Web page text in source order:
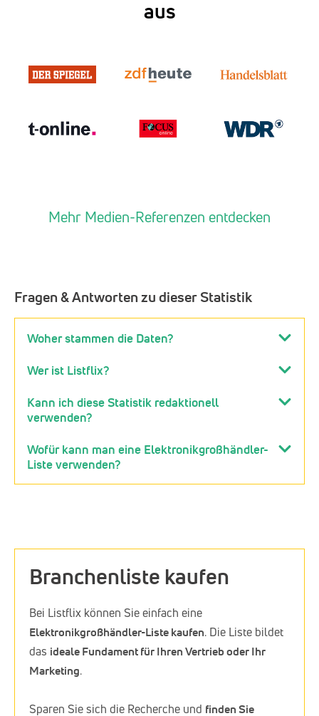
aus
Mehr Medien-Referenzen entdecken
Fragen & Antworten zu dieser Statistik
Woher stammen die Daten?
Wer ist Listflix?
Kann ich diese Statistik redaktionell
verwenden?
Wofür kann man eine Elektronikgroßhändler-
Liste verwenden?
Branchenliste kaufen
Bei Listflix können Sie einfach eine
Elektronikgroßhändler-Liste kaufen. Die Liste bildet
das ideale Fundament für Ihren Vertrieb oder Ihr
Marketing.
Sparen Sie sich die Recherche und finden Sie